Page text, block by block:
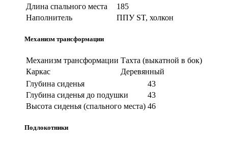
Длина спального места
185
Наполнитель
ППУ ST, холкон
Механизм трансформации
Механизм трансформации Тахта (выкатной в бок)
Каркас
Деревянный
Глубина сиденья
43
Глубина сиденья до подушки
43
Высота сиденья (спального места) 46
Подлокотники